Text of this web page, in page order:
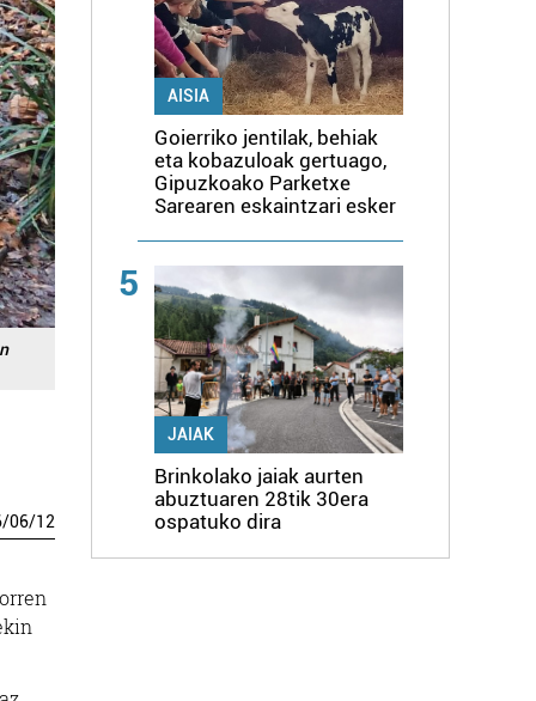
/06/12
AISIA
Goierriko jentilak, behiak
eta kobazuloak gertuago,
Gipuzkoako Parketxe
Sarearen eskaintzari esker
5
JAIAK
Brinkolako jaiak aurten
abuztuaren 28tik 30era
ospatuko dira